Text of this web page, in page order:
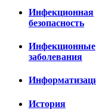
Инфекционная
безопасность
Инфекционные
заболевания
История